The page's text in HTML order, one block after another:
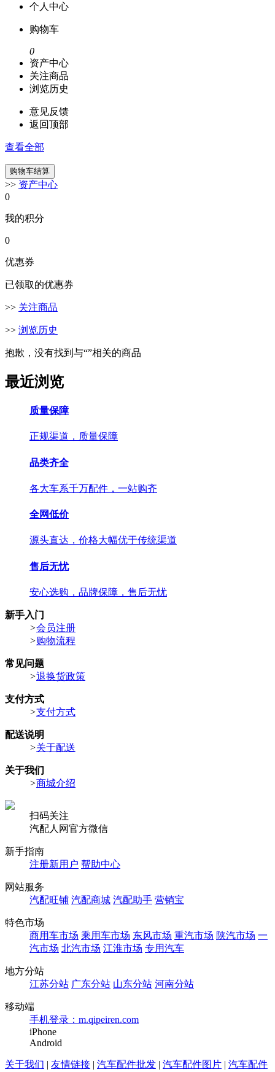
个人中心
购物车
0
资产中心
关注商品
浏览历史
意见反馈
返回顶部
查看全部
>> 资产中心
0
我的积分
0
优惠券
已领取的优惠券
>> 关注商品
>> 浏览历史
抱歉，没有找到与“”相关的商品
最近浏览
质量保障
正规渠道，质量保障
品类齐全
各大车系千万配件，一站购齐
全网低价
源头直达，价格大幅优于传统渠道
售后无忧
安心选购，品牌保障，售后无忧
新手入门
>会员注册
>购物流程
常见问题
>退换货政策
支付方式
>支付方式
配送说明
>关于配送
关于我们
>商城介绍
扫码关注
汽配人网官方微信
新手指南
注册新用户 帮助中心
网站服务
汽配旺铺 汽配商城 汽配助手 营销宝
特色市场
商用车市场 乘用车市场 东风市场 重汽市场 陕汽市场 一
汽市场 北汽市场 江淮市场 专用汽车
地方分站
江苏分站 广东分站 山东分站 河南分站
移动端
手机登录：m.qipeiren.com
iPhone
Android
关于我们 | 友情链接 | 汽车配件批发 | 汽车配件图片 | 汽车配件